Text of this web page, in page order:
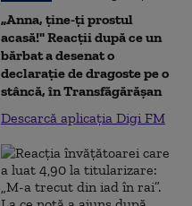
„Anna, ţine-ţi prostul
acasă!" Reacţii după ce un
bărbat a desenat o
declaraţie de dragoste pe o
stâncă, în Transfăgărăşan
Descarcă aplicația Digi FM